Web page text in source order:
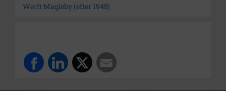
Werft Magleby (efter 1945)